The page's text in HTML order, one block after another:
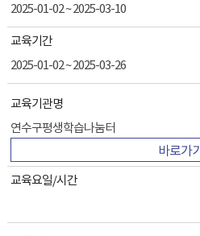
2025-01-02 ~ 2025-03-10
교육기간
2025-01-02 ~ 2025-03-26
교육기관명
연수구평생학습나눔터
바로가기
교육요일/시간